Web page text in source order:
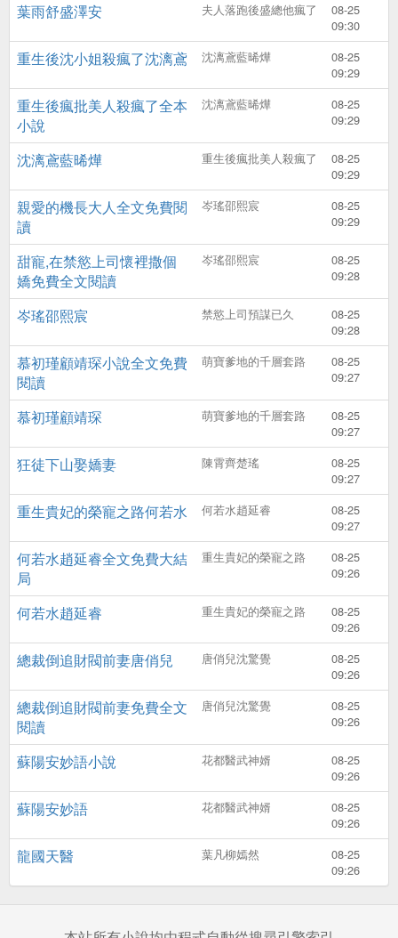
葉雨舒盛澤安 夫人落跑後盛總他瘋了
08-25
09:30
重生後沈小姐殺瘋了沈漓鳶 沈漓鳶藍晞燁
08-25
09:29
重生後瘋批美人殺瘋了全本
小說
沈漓鳶藍晞燁
08-25
09:29
沈漓鳶藍晞燁 重生後瘋批美人殺瘋了
08-25
09:29
親愛的機長大人全文免費閱
讀
岑瑤邵熙宸
08-25
09:29
甜寵,在禁慾上司懷裡撒個
嬌免費全文閱讀
岑瑤邵熙宸
08-25
09:28
岑瑤邵熙宸 禁慾上司預謀已久
08-25
09:28
慕初瑾顧靖琛小說全文免費
閱讀
萌寶爹地的千層套路
08-25
09:27
慕初瑾顧靖琛 萌寶爹地的千層套路
08-25
09:27
狂徒下山娶嬌妻 陳霄齊楚瑤
08-25
09:27
重生貴妃的榮寵之路何若水 何若水趙延睿
08-25
09:27
何若水趙延睿全文免費大結
局
重生貴妃的榮寵之路
08-25
09:26
何若水趙延睿 重生貴妃的榮寵之路
08-25
09:26
總裁倒追財閥前妻唐俏兒 唐俏兒沈驚覺
08-25
09:26
總裁倒追財閥前妻免費全文
閱讀
唐俏兒沈驚覺
08-25
09:26
蘇陽安妙語小說 花都醫武神婿
08-25
09:26
蘇陽安妙語 花都醫武神婿
08-25
09:26
龍國天醫 葉凡柳嫣然
08-25
09:26